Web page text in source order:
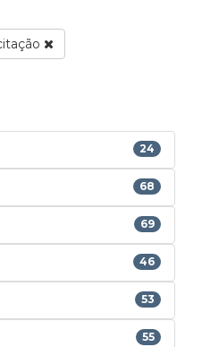
24
68
69
46
53
55